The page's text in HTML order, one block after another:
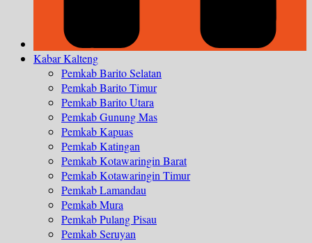
Kabar Kalteng
Pemkab Barito Selatan
Pemkab Barito Timur
Pemkab Barito Utara
Pemkab Gunung Mas
Pemkab Kapuas
Pemkab Katingan
Pemkab Kotawaringin Barat
Pemkab Kotawaringin Timur
Pemkab Lamandau
Pemkab Mura
Pemkab Pulang Pisau
Pemkab Seruyan